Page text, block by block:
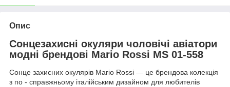
Опис
Сонцезахисні окуляри чоловічі авіатори
модні брендові Mario Rossi MS 01-558
Сонце захисних окулярів Mario Rossi — це брендова колекція
з по - справжньому італійським дизайном для любителів